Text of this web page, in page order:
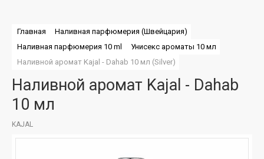
Главная
Наливная парфюмерия (Швейцария)
Наливная парфюмерия 10 ml
Унисекс ароматы 10 мл
Наливной аромат Kajal - Dahab 10 мл (Silver)
Наливной аромат Kajal - Dahab
10 мл
KAJAL